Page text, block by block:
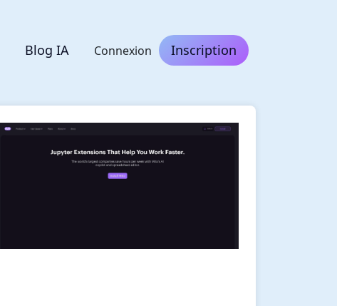
Blog IA Connexion Inscription